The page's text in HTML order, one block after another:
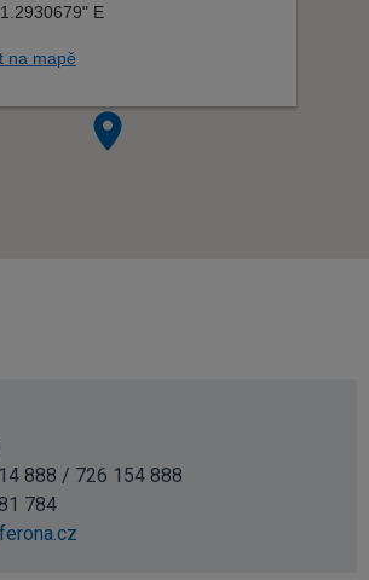
888 / 726 154 888
784